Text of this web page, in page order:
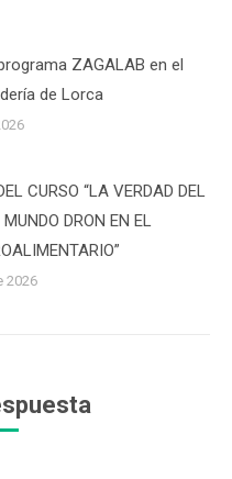
ZAGALAB en el
de Lorca
CURSO “LA VERDAD DEL
DRON EN EL
2026